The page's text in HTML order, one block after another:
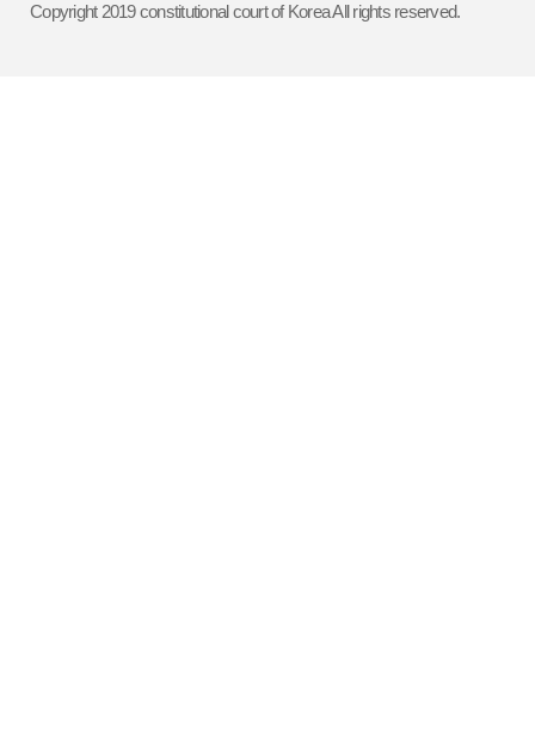
Copyright 2019 constitutional court of Korea All rights reserved.